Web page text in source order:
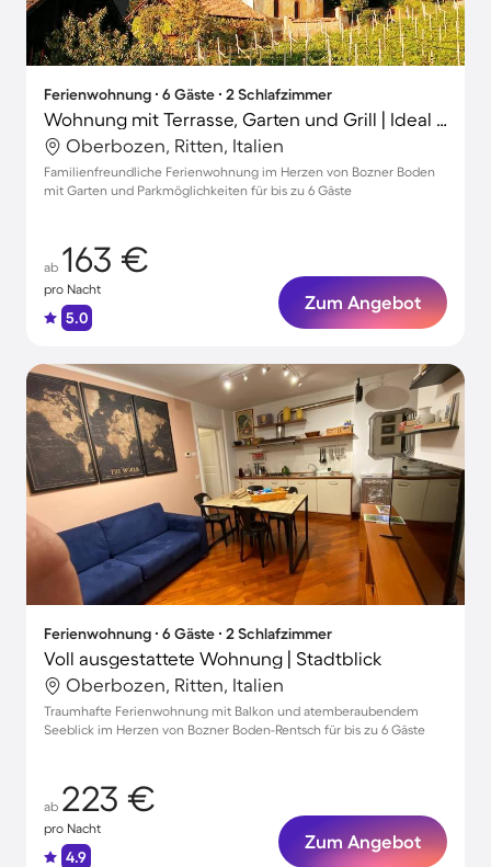
Ferienwohnung ∙ 6 Gäste ∙ 2 Schlafzimmer
Wohnung mit Terrasse, Garten und Grill | Ideal für Homeoffice
Oberbozen, Ritten, Italien
Familienfreundliche Ferienwohnung im Herzen von Bozner Boden
mit Garten und Parkmöglichkeiten für bis zu 6 Gäste
ab 163 €
pro Nacht
5.0
Zum Angebot
Ferienwohnung ∙ 6 Gäste ∙ 2 Schlafzimmer
Voll ausgestattete Wohnung | Stadtblick
Oberbozen, Ritten, Italien
Traumhafte Ferienwohnung mit Balkon und atemberaubendem
Seeblick im Herzen von Bozner Boden-Rentsch für bis zu 6 Gäste
ab 223 €
pro Nacht
4.9
Zum Angebot